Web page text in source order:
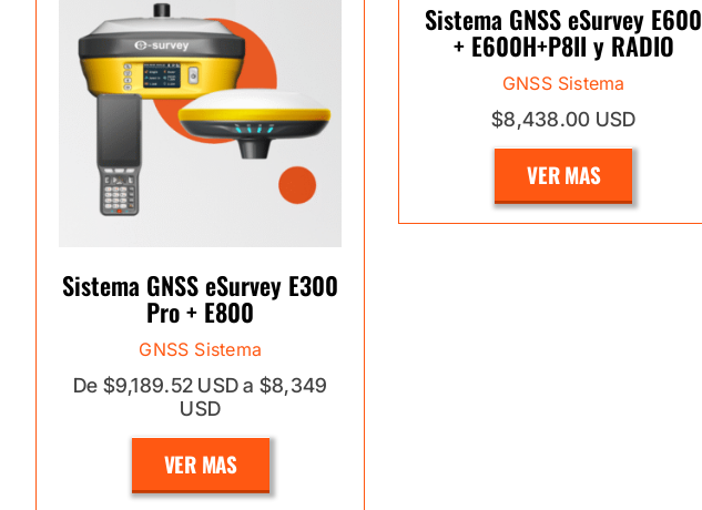
Sistema GNSS eSurvey E300
Pro + E800
GNSS Sistema
De $9,189.52 USD a $8,349
USD
VER MAS
Sistema GNSS eSurvey E600
+ E600H+P8II y RADIO
GNSS Sistema
$8,438.00 USD
VER MAS